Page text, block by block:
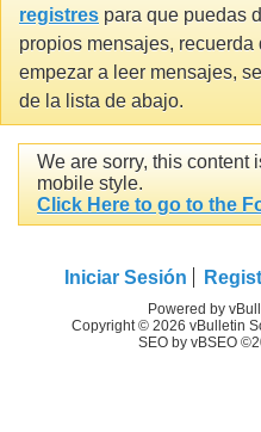
registres para que puedas
propios mensajes,
empezar a leer mensajes,
de la lista de abajo.
We are sorry, this content
mobile style.
Click Here to go to the
Iniciar Sesión
Powered by
Copyright © 2026 vBulletin
SEO by vBSEO